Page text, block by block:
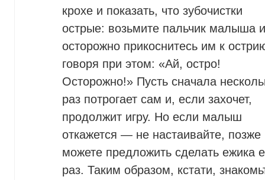
крохе и показать, что зубочистки
острые: возьмите пальчик малыша и
осторожно прикоснитесь им к
говоря при этом: «Ай, остро!
Осторожно!» Пусть сначала
раз потрогает сам и, если захочет,
продолжит игру. Но если малыш
откажется — не настаивайте, позже
можете предложить сделать ежика
раз. Таким образом, кстати,